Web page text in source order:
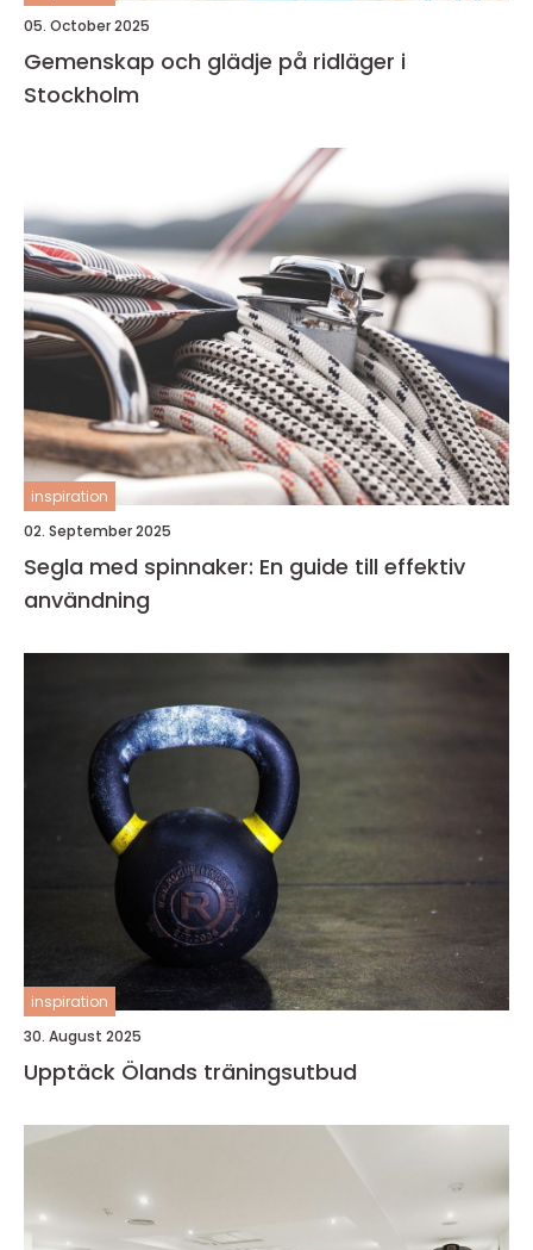
05. October 2025
Gemenskap och glädje på ridläger i
Stockholm
inspiration
02. September 2025
Segla med spinnaker: En guide till effektiv
användning
inspiration
30. August 2025
Upptäck Ölands träningsutbud